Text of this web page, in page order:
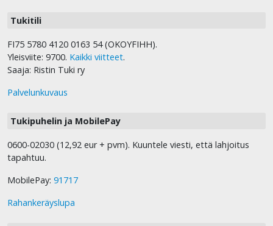
Tukitili
FI75 5780 4120 0163 54 (OKOYFIHH).
Yleisviite: 9700. Kaikki viitteet.
Saaja: Ristin Tuki ry
Palvelunkuvaus
Tukipuhelin ja MobilePay
0600-02030 (12,92 eur + pvm). Kuuntele viesti, että lahjoitus
tapahtuu.
MobilePay: 91717
Rahankeräyslupa